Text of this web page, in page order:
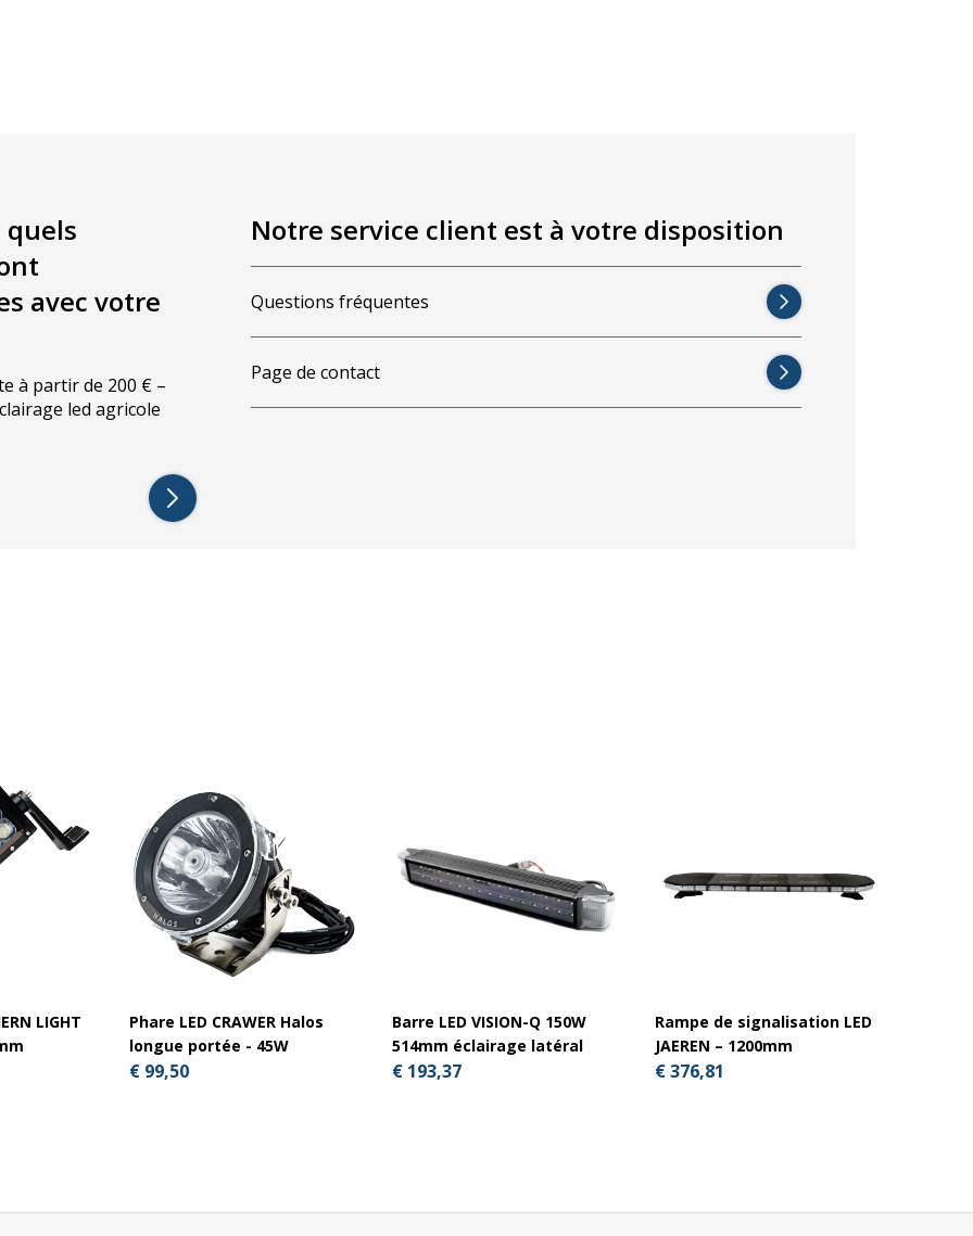
quels
avec votre
à partir de 200 € –
led agricole
Notre service client est à votre disposition
Questions fréquentes
Page de contact
LIGHT
Phare LED CRAWER Halos
longue portée - 45W
€ 99,50
Barre LED VISION-Q 150W
514mm éclairage latéral
€ 193,37
Rampe de signalisation LED
JAEREN – 1200mm
€ 376,81